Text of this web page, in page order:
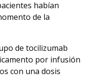
habían
de la
de tocilizumab
por infusión
con una dosis